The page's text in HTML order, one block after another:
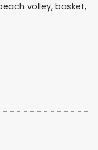
volley, basket,